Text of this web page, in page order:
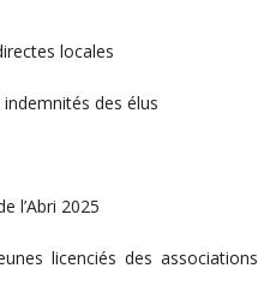
locales
des élus
l’Abri 2025
licenciés des associations